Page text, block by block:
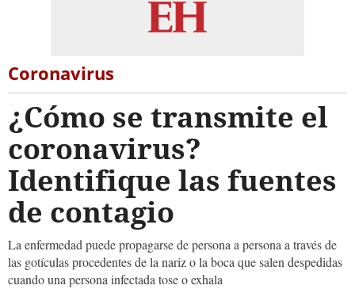
Coronavirus
¿Cómo se transmite el
coronavirus?
Identifique las fuentes
de contagio
La enfermedad puede propagarse de persona a persona a través de
las gotículas procedentes de la nariz o la boca que salen despedidas
cuando una persona infectada tose o exhala